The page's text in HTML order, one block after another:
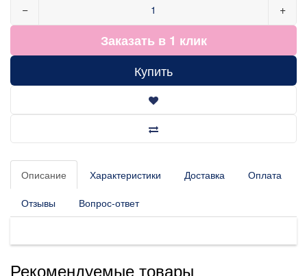
− +
Заказать в 1 клик
Купить
Описание Характеристики Доставка Оплата
Отзывы Вопрос-ответ
Рекомендуемые товары